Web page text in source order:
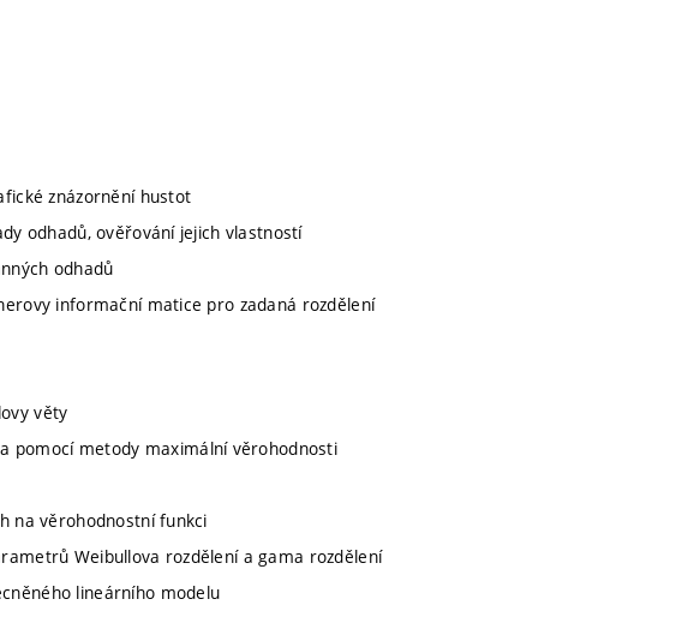
znázornění hustot
odhadů, ověřování jejich vlastností
odhadů
informační matice pro zadaná rozdělení
věty
pomocí metody maximální věrohodnosti
na věrohodnostní funkci
Weibullova rozdělení a gama rozdělení
lineárního modelu